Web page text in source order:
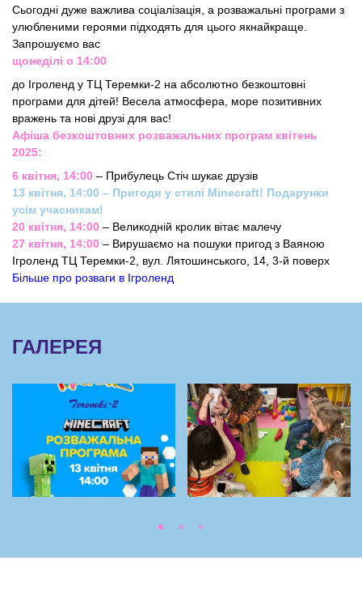
Сьогодні дуже важлива соціалізація, а розважальні програми з
улюбленими героями підходять для цього якнайкраще.
Запрошуємо вас
щонеділі о 14:00
до Ігроленд у ТЦ Теремки-2 на абсолютно безкоштовні
програми для дітей! Весела атмосфера, море позитивних
вражень та нові друзі для вас!
Афіша безкоштовних розважальних програм квітень
2025:
6 квітня, 14:00 – Прибулець Стіч шукає друзів
13 квітня, 14:00 – Пригоди у стилі Minecraft! Подарунки
усім учасникам!
20 квітня, 14:00 – Великодній кролик вітає малечу
27 квітня, 14:00 – Вирушаємо на пошуки пригод з Ваяною
Ігроленд ТЦ Теремки-2, вул. Лятошинського, 14, 3-й поверх
Більше про розваги в Ігроленд
ГАЛЕРЕЯ